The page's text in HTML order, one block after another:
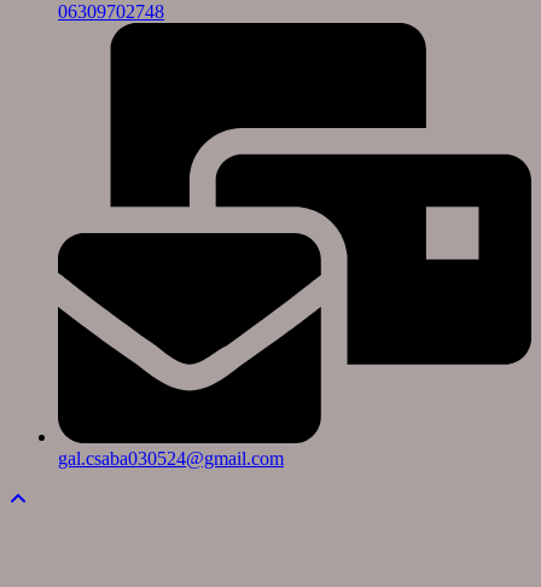
06309702748
gal.csaba030524@gmail.com